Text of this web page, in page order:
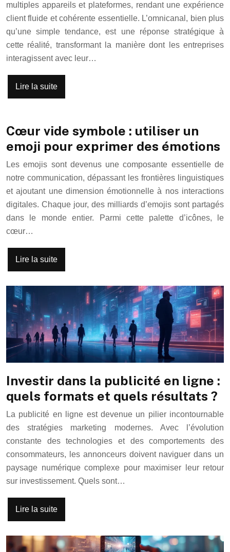
multiples appareils et plateformes, rendant une expérience
client fluide et cohérente essentielle. L’omnicanal, bien plus
qu’une simple tendance, est une réponse stratégique à
cette réalité, transformant la manière dont les entreprises
interagissent avec leur…
Lire la suite
Cœur vide symbole : utiliser un
emoji pour exprimer des émotions
Les emojis sont devenus une composante essentielle de
notre communication, dépassant les frontières linguistiques
et ajoutant une dimension émotionnelle à nos interactions
digitales. Chaque jour, des milliards d’emojis sont partagés
dans le monde entier. Parmi cette palette d’icônes, le
cœur…
Lire la suite
Investir dans la publicité en ligne :
quels formats et quels résultats ?
La publicité en ligne est devenue un pilier incontournable
des stratégies marketing modernes. Avec l’évolution
constante des technologies et des comportements des
consommateurs, les annonceurs doivent naviguer dans un
paysage numérique complexe pour maximiser leur retour
sur investissement. Quels sont…
Lire la suite